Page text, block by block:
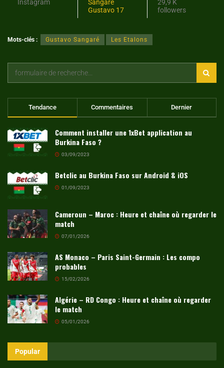
Instagram
Sangare
Gustavo 17
29,9 K
followers
Mots-clés : Gustavo Sangaré Les Etalons
Tendance Commentaires Dernier
Comment installer une 1xBet application au
Burkina Faso ?
03/09/2023
Betclic au Burkina Faso sur Android & iOS
01/09/2023
Cameroun – Maroc : Heure et chaîne où regarder le
match
07/01/2026
AS Monaco – Paris Saint-Germain : Les compo
probables
15/02/2026
Algérie – RD Congo : Heure et chaîne où regarder
le match
05/01/2026
Popular